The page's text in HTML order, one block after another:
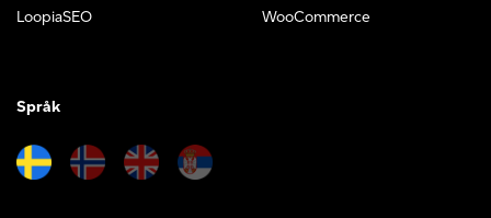
LoopiaSEO
WooCommerce
Språk